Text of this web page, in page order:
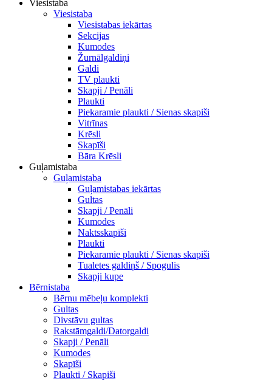
Viesistaba
Viesistaba
Viesistabas iekārtas
Sekcijas
Kumodes
Žurnālgaldiņi
Galdi
TV plaukti
Skapji / Penāli
Plaukti
Piekaramie plaukti / Sienas skapiši
Vitrīnas
Krēsli
Skapīši
Bāra Krēsli
Guļamistaba
Guļamistaba
Guļamistabas iekārtas
Gultas
Skapji / Penāli
Kumodes
Naktsskapīši
Plaukti
Piekaramie plaukti / Sienas skapiši
Tualetes galdiņš / Spogulis
Skapji kupe
Bērnistaba
Bērnu mēbeļu komplekti
Gultas
Divstāvu gultas
Rakstāmgaldi/Datorgaldi
Skapji / Penāli
Kumodes
Skapīši
Plaukti / Skapiši